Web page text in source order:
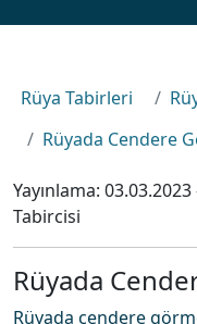
Rüya Tabirleri
Rüyada Cendere
Yayınlama: 03.03.2023
Tabircisi
Rüyada
Rüyada cendere